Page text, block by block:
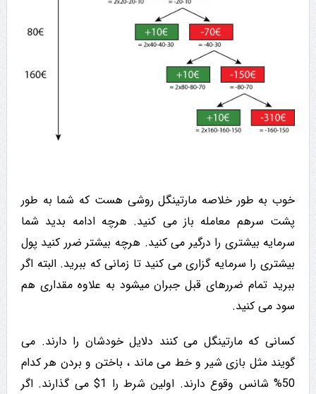
خوب به طور خلاصه مارتینگل روشی هست که شما به طور
پشت سرهم معامله باز می کنید. هرچه ادامه بدید شما
سرمایه بیشتری را درگیر می کنید. هرچه بیشتر ضرر کنید پول
بیشتری را سرمایه گزاری می کنید تا زمانی که ببرید. البته اگر
ببرید تمام ضررهای قبل جبران میشود به علاوه مقداری هم
سود می کنید.
کسانی که مارتینگل می کنند دلایل خودشان را دارند. می
گویند مثل بازی شیر و خط می ماند ، باختن و بردن هر کدام
50% شانس وقوع دارند. اولین شرط را 1$ می گذارند. اگر